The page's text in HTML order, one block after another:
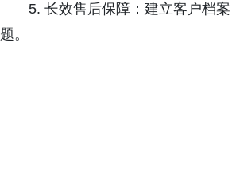
5. 长效售后保障：建立客户档
题。